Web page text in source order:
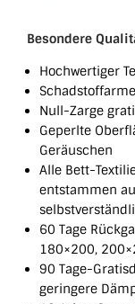
Besondere
Hochwertiger
Null-Zarge
Geperlte
Geräuschen
Alle Bett-
entstammen
60 Tage
180×200,
90 Tage-
geringere